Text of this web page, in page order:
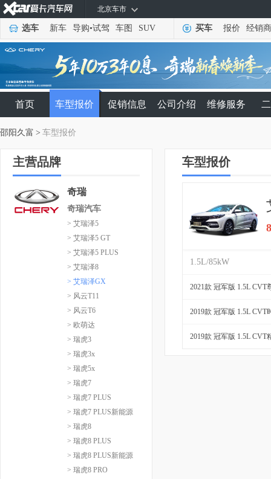
北京车市
选车 新车 导购•试驾 车图 SUV 买车 报价 经销商
首页 车型报价 促销信息 公司介绍 维修服务
邵阳久富 > 车型报价
主营品牌
奇瑞
奇瑞汽车
> 艾瑞泽5
> 艾瑞泽5 GT
> 艾瑞泽5 PLUS
> 艾瑞泽8
> 艾瑞泽GX
> 风云T11
> 风云T6
> 欧萌达
> 瑞虎3
> 瑞虎3x
> 瑞虎5x
> 瑞虎7
> 瑞虎7 PLUS
> 瑞虎7 PLUS新能源
> 瑞虎8
> 瑞虎8 PLUS
> 瑞虎8 PLUS新能源
> 瑞虎8 PRO
车型报价
1.5L/85kW
2021款 冠军版 1.5L CVT
2019款 冠军版 1.5L CVT
2019款 冠军版 1.5L CVT